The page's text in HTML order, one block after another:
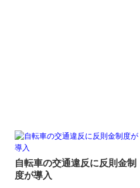
自転車の交通違反に反則金制
度が導入